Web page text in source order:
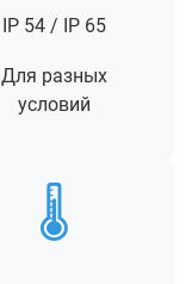
IP 54 / IP 65
Для разных
условий
🌡️